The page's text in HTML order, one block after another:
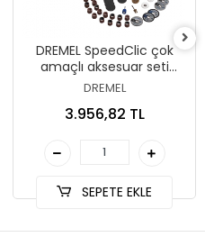
DREMEL SpeedClic çok
amaçlı aksesuar seti
(SC725) 70’li
DREMEL
3.956,82 TL
SEPETE EKLE